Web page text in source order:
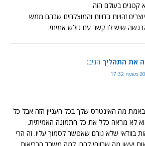
בעולם הזה.
זהויות בדויות והמוצלחים שבהם ממש
שיש לו קשר עם גולש אמיתי.
את התהליך הגיב:
באמת מה האינטרס שלך בכל העניין הזה אבל כל
לא מראה כלל את כל התמונה האמיתית.
בוודאי שלא גורם שאפשר לסמוך עליו. זה הרי